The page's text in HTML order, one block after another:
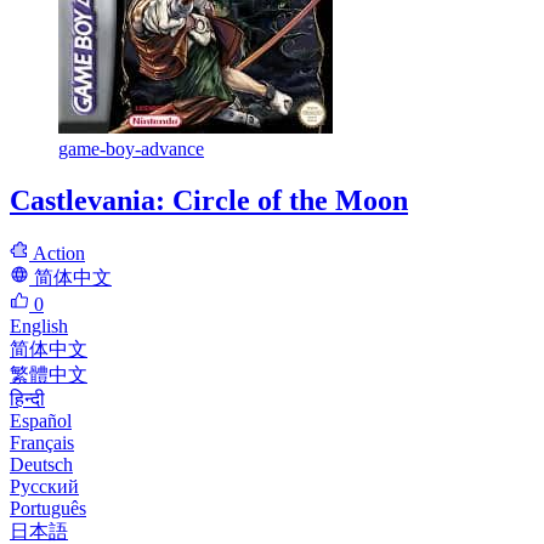
game-boy-advance
Castlevania: Circle of the Moon
Action
简体中文
0
English
简体中文
繁體中文
हिन्दी
Español
Français
Deutsch
Русский
Português
日本語